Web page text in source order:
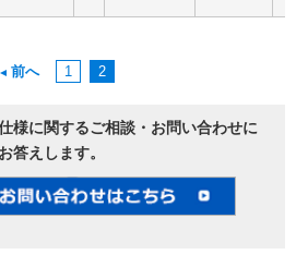
前へ 1 2
様に関するご相談・お問い合わせに
お答えします。